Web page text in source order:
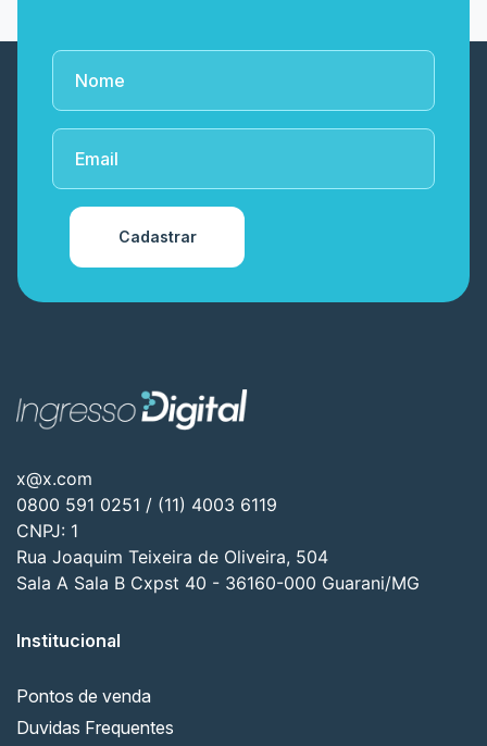
Cadastrar
x@x.com
0800 591 0251 / (11) 4003 6119
CNPJ: 1
Rua Joaquim Teixeira de Oliveira, 504
Sala A Sala B Cxpst 40 - 36160-000 Guarani/MG
Institucional
Pontos de venda
Duvidas Frequentes